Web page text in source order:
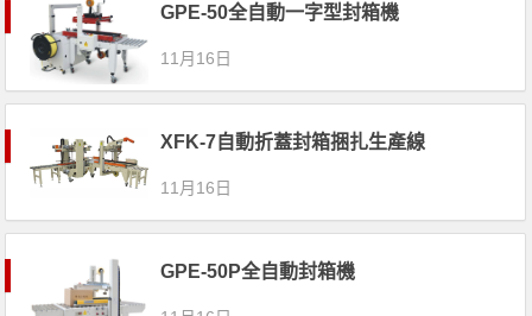
GPE-50全自動一字型封箱機
11月16日
XFK-7自動折蓋封箱捆扎生產線
11月16日
GPE-50P全自動封箱機